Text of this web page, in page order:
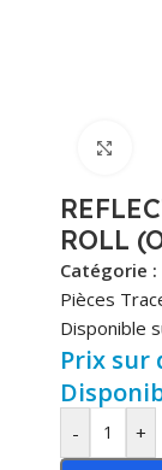
ROLL
Catégorie :
Pièces
Disponible
Prix sur
- +